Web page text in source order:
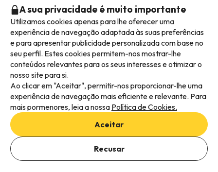
Adicionar datas para verificar a disponibilidade
Selecionar datas
Métodos de pagamento disponíveis
Termos e condições gerais
Privacidade dos dados
Política de cookies
A sua privacidade é muito importante
Utilizamos cookies apenas para lhe oferecer uma
experiência de navegação adaptada às suas preferências
e para apresentar publicidade personalizada com base no
seu perfil. Estes cookies permitem-nos mostrar-lhe
conteúdos relevantes para os seus interesses e otimizar o
nosso site para si.
Ao clicar em "Aceitar", permitir-nos proporcionar-lhe uma
experiência de navegação mais eficiente e relevante. Para
mais pormenores, leia a nossa Política de Cookies.
Aceitar
Recusar